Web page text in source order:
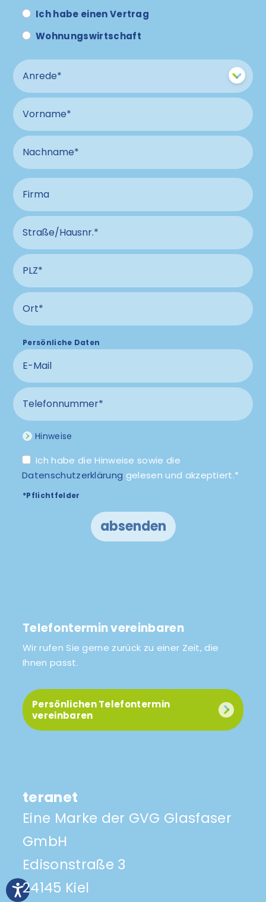
Ich habe einen Vertrag
Wohnungswirtschaft
Anrede
Vorname
Nachname
Firma
Straße und Hausnummer Anschluss
PLZ Anschluss
Ort Anschluss
Persönliche Daten
E-Mail
Telefonnummer
Hinweise
Ich habe die Hinweise sowie die
Datenschutzerklärung gelesen und akzeptiert.*
*Pflichtfelder
absenden
Telefontermin vereinbaren
Wir rufen Sie gerne zurück zu einer Zeit, die
Ihnen passt.
Persönlichen Telefontermin
vereinbaren
teranet
Eine Marke der GVG Glasfaser
GmbH
Edisonstraße 3
24145 Kiel